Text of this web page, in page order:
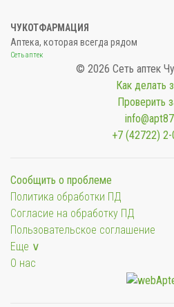
ЧУКОТФАРМАЦИЯ
Аптека, которая всегда рядом
Сеть аптек
© 2026 Сеть аптек
Как делать
Проверить
+7 (42722)
Сообщить о проблеме
Политика обработки ПД
Согласие на обработку ПД
Пользовательское соглашение
Еще ∨
О нас